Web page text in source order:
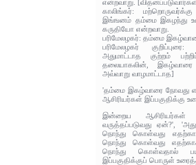
என்றவாறு.
காலிங்கர்:
இங்ஙனம் தம்மை இகழந்து
கருதியோ என்றவாறு.
பரிமேலழகர்: தம்மை
பரிமேலழகர்
அதுமாட்டாத குற்றம்
தலையாகலின், இகழ்வாரை
அவ்வாறு வாழமாட்டாத]
'தம்மை இகழ்வாரை நோவது
ஆசிரியர்கள் இப்பகுதிக்கு
இன்றைய ஆசிரியர்கள்
வருத்தப்படுவது ஏன்?',
நொந்து கொள்வது
நொந்து கொள்வது
நொந்து கொள்வதால்
இப்பகுதிக்குப் பொருள்